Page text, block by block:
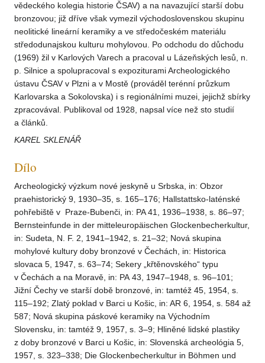
vědeckého kolegia historie ČSAV) a na navazující starší dobu
bronzovou; již dříve však vymezil východoslovenskou skupinu
neolitické lineární keramiky a ve středočeském materiálu
středodunajskou kulturu mohylovou. Po odchodu do důchodu
(1969) žil v Karlových Varech a pracoval u Lázeňských lesů, n.
p. Silnice a spolupracoval s expoziturami Archeologického
ústavu ČSAV v Plzni a v Mostě (prováděl terénní průzkum
Karlovarska a Sokolovska) i s regionálními muzei, jejichž sbírky
zpracovával. Publikoval od 1928, napsal více než sto studií
a článků.
KAREL SKLENÁŘ
Dílo
Archeologický výzkum nové jeskyně u Srbska, in: Obzor
praehistorický 9, 1930–35, s. 165–176; Hallstattsko-laténské
pohřebiště v Praze-Bubenči, in: PA 41, 1936–1938, s. 86–97;
Bernsteinfunde in der mitteleuropäischen Glockenbecherkultur,
in: Sudeta, N. F. 2, 1941–1942, s. 21–32; Nová skupina
mohylové kultury doby bronzové v Čechách, in: Historica
slovaca 5, 1947, s. 63–74; Sekery „křtěnovského“ typu
v Čechách a na Moravě, in: PA 43, 1947–1948, s. 96–101;
Jižní Čechy ve starší době bronzové, in: tamtéž 45, 1954, s.
115–192; Zlatý poklad v Barci u Košic, in: AR 6, 1954, s. 584 až
587; Nová skupina páskové keramiky na Východním
Slovensku, in: tamtéž 9, 1957, s. 3–9; Hliněné lidské plastiky
z doby bronzové v Barci u Košic, in: Slovenská archeológia 5,
1957, s. 323–338; Die Glockenbecherkultur in Böhmen und